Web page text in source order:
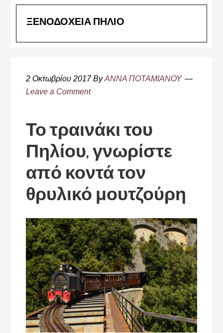
ΞΕΝΟΔΟΧΕΙΑ ΠΗΛΙΟ
2 Οκτωβρίου 2017ByΑΝΝΑ ΠΟΤΑΜΙΑΝΟΥ
Leave a Comment
Το τραινάκι του
Πηλίου, γνωρίστε
από κοντά τον
θρυλικό μουτζούρη